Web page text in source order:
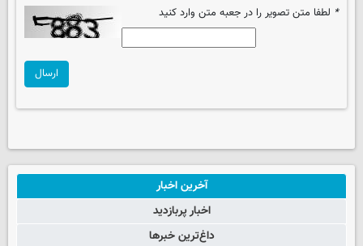
* لطفا متن تصویر را در جعبه متن وارد کنید
ارسال
آخرین اخبار
اخبار پربازدید
داغ‌ترین خبرها